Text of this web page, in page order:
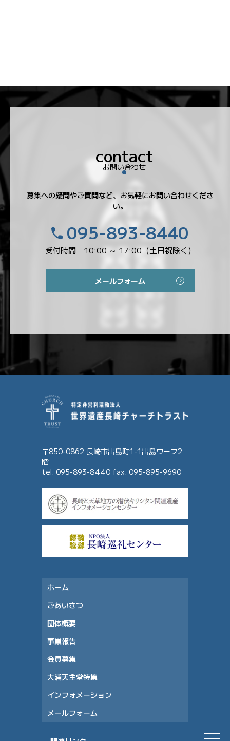
お問い合わせ
募集への疑問やご質問など、お気軽にお問い合わせくださ
い。
095-893-8440
受付時間 10:00 ～ 17:00（土日祝除く）
メールフォーム
〒850-0862 長崎市出島町1-1出島ワーフ2
階
tel. 095-893-8440 fax. 095-895-9690
ホーム
ごあいさつ
団体概要
事業報告
会員募集
大浦天主堂特集
インフォメーション
メールフォーム